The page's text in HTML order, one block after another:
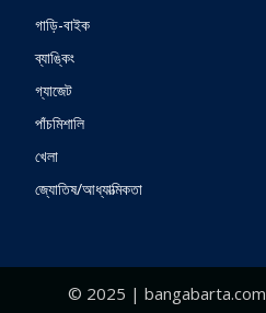
গাড়ি-বাইক
ব্যাঙ্কিং
গ্যাজেট
পাঁচমিশালি
খেলা
জ্যোতিষ/আধ্যাত্মিকতা
© 2025 |